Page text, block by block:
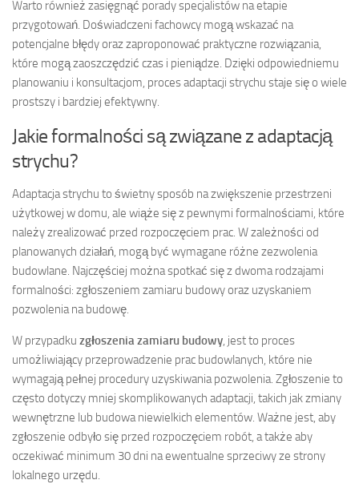
Warto również zasięgnąć porady specjalistów na etapie
przygotowań. Doświadczeni fachowcy mogą wskazać na
potencjalne błędy oraz zaproponować praktyczne rozwiązania,
które mogą zaoszczędzić czas i pieniądze. Dzięki odpowiedniemu
planowaniu i konsultacjom, proces adaptacji strychu staje się o wiele
prostszy i bardziej efektywny.
Jakie formalności są związane z adaptacją
strychu?
Adaptacja strychu to świetny sposób na zwiększenie przestrzeni
użytkowej w domu, ale wiąże się z pewnymi formalnościami, które
należy zrealizować przed rozpoczęciem prac. W zależności od
planowanych działań, mogą być wymagane różne zezwolenia
budowlane. Najczęściej można spotkać się z dwoma rodzajami
formalności: zgłoszeniem zamiaru budowy oraz uzyskaniem
pozwolenia na budowę.
W przypadku zgłoszenia zamiaru budowy, jest to proces
umożliwiający przeprowadzenie prac budowlanych, które nie
wymagają pełnej procedury uzyskiwania pozwolenia. Zgłoszenie to
często dotyczy mniej skomplikowanych adaptacji, takich jak zmiany
wewnętrzne lub budowa niewielkich elementów. Ważne jest, aby
zgłoszenie odbyło się przed rozpoczęciem robót, a także aby
oczekiwać minimum 30 dni na ewentualne sprzeciwy ze strony
lokalnego urzędu.